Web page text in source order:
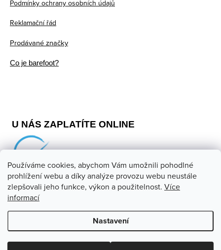
Používáme cookies, abychom Vám umožnili pohodlné
prohlížení webu a díky analýze provozu webu neustále
zlepšovali jeho funkce, výkon a použitelnost. Více
informací
Nastavení
Podmínky ochrany osobních údajů
Reklamační řád
Prodávané značky
Co je barefoot?
U NÁS ZAPLATÍTE ONLINE
Upravit nastavení cookies